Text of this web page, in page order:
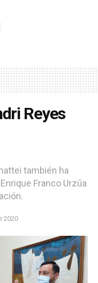
Reyes
también ha
Franco Urzúa
2020